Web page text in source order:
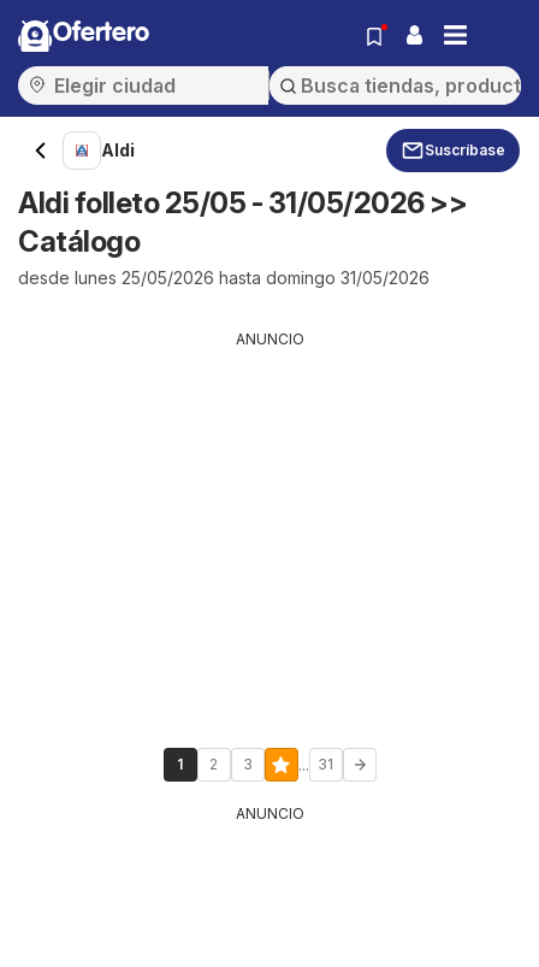
Ofertero
Aldi Suscríbase
Aldi folleto 25/05 - 31/05/2026 >>
Catálogo
desde lunes 25/05/2026 hasta domingo 31/05/2026
ANUNCIO
1 2 3 ... 31
ANUNCIO